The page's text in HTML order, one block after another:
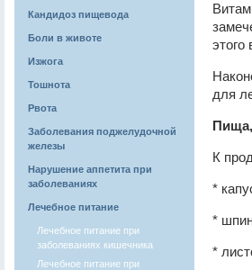
Кандидоз пищевода
Боли в животе
Изжога
Тошнота
Рвота
Заболевания поджелудочной
железы
Нарушение аппетита при
заболеваниях
Лечебное питание
Лечебное питание при
заболеваниях кишечника
Лечебное питание при
этого
для
К
*
*
*